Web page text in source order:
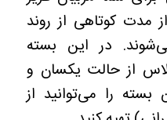
مدت کوتاهی از روند
در این بسته
از حالت یکسان و
را می‌توانید از